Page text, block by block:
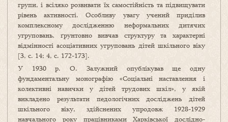
групи, і всіляко розвивати їх самостійність та підвищувати
рівень активності. Особливу увагу учений приділив
комплексному дослідженню неформальних дитячих
угруповань, ґрунтовно вивчав структуру та характерні
відмінності асоціативних угруповань дітей шкільного віку
[3, с. 14; 4, с. 172-173].
У 1930 р. О. Залужний опублікував ще одну
фундаментальну монографію «Соціальні наставлення і
колективні навички у дітей трудових шкіл», у якій
викладено результати педологічних досліджень дітей
шкільного віку, здійснених упродовж 1928-1929
навчального року працівниками Харківської дослідно-